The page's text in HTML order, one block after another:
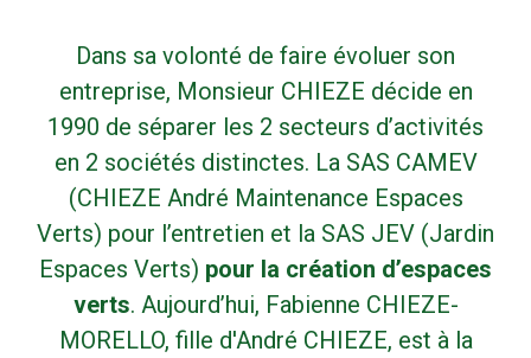
Dans sa volonté de faire évoluer son
entreprise, Monsieur CHIEZE décide en
1990 de séparer les 2 secteurs d’activités
en 2 sociétés distinctes. La SAS CAMEV
(CHIEZE André Maintenance Espaces
Verts) pour l’entretien et la SAS JEV (Jardin
Espaces Verts) pour la création d’espaces
verts. Aujourd’hui, Fabienne CHIEZE-
MORELLO, fille d'André CHIEZE, est à la